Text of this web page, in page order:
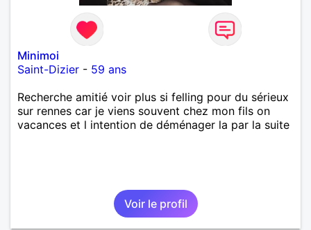
Minimoi
Saint-Dizier - 59 ans
Recherche amitié voir plus si felling pour du sérieux
sur rennes car je viens souvent chez mon fils on
vacances et l intention de déménager la par la suite
Voir le profil